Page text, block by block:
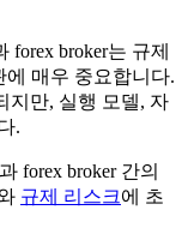
forex broker는 규제
에 매우 중요합니다.
지만, 실행 모델, 자
.
forex broker 간의
규제 리스크에 초